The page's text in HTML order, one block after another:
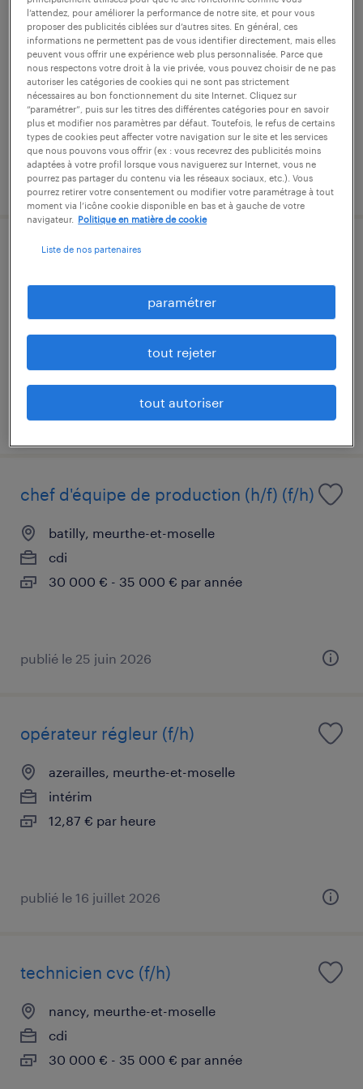
médecin psychiatre (f/h)
val de briey, meurthe-et-moselle
intérim
58,00 € par heure
publié le 9 juin 2026
technicien référent chantier (f/h)
nancy, meurthe-et-moselle
cdi
publié le 28 avril 2026
chef d'équipe de production (h/f) (f/h)
batilly, meurthe-et-moselle
cdi
30 000 € - 35 000 € par année
publié le 25 juin 2026
opérateur régleur (f/h)
azerailles, meurthe-et-moselle
intérim
12,87 € par heure
publié le 16 juillet 2026
technicien cvc (f/h)
nancy, meurthe-et-moselle
cdi
30 000 € - 35 000 € par année
l’attendez, pour améliorer la performance de notre site, et pour vous
proposer des publicités ciblées sur d’autres sites. En général, ces
informations ne permettent pas de vous identifier directement, mais elles
peuvent vous offrir une expérience web plus personnalisée. Parce que
nous respectons votre droit à la vie privée, vous pouvez choisir de ne pas
autoriser les catégories de cookies qui ne sont pas strictement
nécessaires au bon fonctionnement du site Internet. Cliquez sur
“paramétrer”, puis sur les titres des différentes catégories pour en savoir
plus et modifier nos paramètres par défaut. Toutefois, le refus de certains
types de cookies peut affecter votre navigation sur le site et les services
que nous pouvons vous offrir (ex : vous recevrez des publicités moins
adaptées à votre profil lorsque vous naviguerez sur Internet, vous ne
pourrez pas partager du contenu via les réseaux sociaux, etc.). Vous
pourrez retirer votre consentement ou modifier votre paramétrage à tout
moment via l’icône cookie disponible en bas et à gauche de votre
navigateur.
Politique en matière de cookie
Liste de nos partenaires
paramétrer
tout rejeter
tout autoriser